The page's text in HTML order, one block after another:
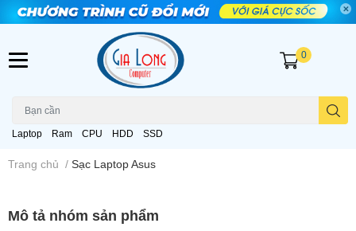
Laptop Ram CPU HDD SSD
0
Trang chủ / Sạc Laptop Asus
Mô tả nhóm sản phẩm